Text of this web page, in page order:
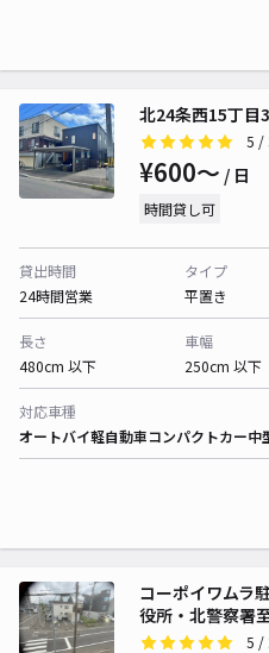
北24条西15丁目
5 /
¥600〜 / 日
時間貸し可
貸出時間
24時間営業
タイプ
平置き
長さ
480cm 以下
車幅
250cm 以下
対応車種
オートバイ軽自動車コンパクトカー中
コーポイワム
役所・北警察署
5 /